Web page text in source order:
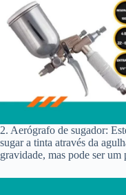
2. Aerógrafo de sugador:
sugar a tinta através da
gravidade, mas pode ser